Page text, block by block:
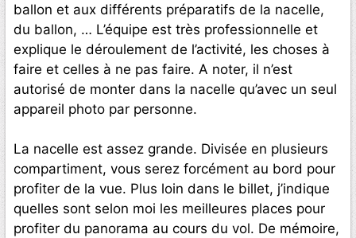
ballon et aux différents préparatifs de la nacelle,
du ballon, … L’équipe est très professionnelle et
explique le déroulement de l’activité, les choses à
faire et celles à ne pas faire. A noter, il n’est
autorisé de monter dans la nacelle qu’avec un seul
appareil photo par personne.
La nacelle est assez grande. Divisée en plusieurs
compartiment, vous serez forcément au bord pour
profiter de la vue. Plus loin dans le billet, j’indique
quelles sont selon moi les meilleures places pour
profiter du panorama au cours du vol. De mémoire,